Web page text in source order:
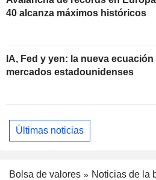
40 alcanza máximos históricos
IA, Fed y yen: la nueva
mercados estadounidenses
Últimas noticias
Bolsa de valores
Noticias de la